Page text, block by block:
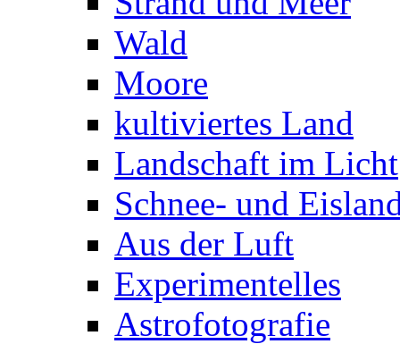
Wald
Moore
kultiviertes Land
Landschaft im Licht
Schnee- und
Aus der Luft
Experimentelles
Astrofotografie